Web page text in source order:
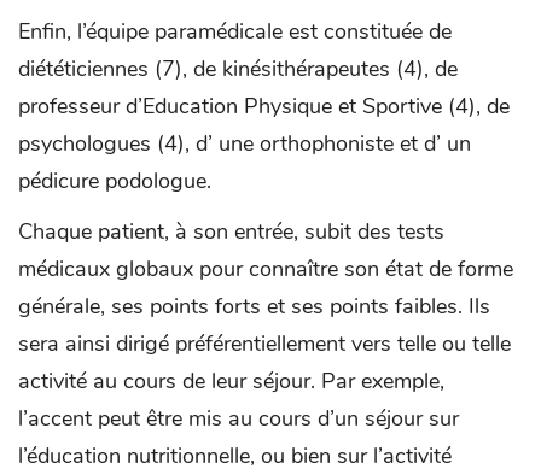
Enfin, l’équipe paramédicale est constituée de
diététiciennes (7), de kinésithérapeutes (4), de
professeur d’Education Physique et Sportive (4), de
psychologues (4), d’ une orthophoniste et d’ un
pédicure podologue.
Chaque patient, à son entrée, subit des tests
médicaux globaux pour connaître son état de forme
générale, ses points forts et ses points faibles. Ils
sera ainsi dirigé préférentiellement vers telle ou telle
activité au cours de leur séjour. Par exemple,
l’accent peut être mis au cours d’un séjour sur
l’éducation nutritionnelle, ou bien sur l’activité